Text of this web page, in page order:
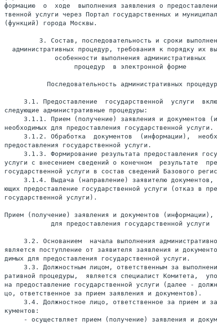
формацию  о  ходе  выполнения заявления о
твенной услуги через Портал государственных и
(функций) города Москвы.
3. Состав, последовательность и сроки
административных процедур, требования к порядку их
             особенности выполнения административных
                  процедур  в электронной форме
           Последовательность административных процедур
3.1. Предоставление  государственной  услуги
следующие административные процедуры:
3.1.1. Прием (получение) заявления и документов
необходимых для предоставления государственной услуги.
3.1.2. Обработка  документов  (информации),
предоставления государственной услуги.
3.1.3. Формирование результата предоставления
услуги с внесением сведений о конечном  результате
государственной услуги в состав сведений Базового
3.1.4. Выдача (направление) заявителю документов,
ющих предоставление государственной услуги (отказ в
государственной услуги).
Прием (получение) заявления и документов (информации),
            для предоставления государственной услуги
3.2. Основанием  начала выполнения
является поступление от заявителя заявления и
димых для предоставления государственной услуги.
3.3. Должностным лицом, ответственным за
ративной процедуры,  является специалист Комитета,
на предоставление государственной услуги (далее -
цо, ответственное за прием заявления и документов).
3.4. Должностное лицо, ответственное за прием и
кументов:
- осуществляет прием (получение) заявления и